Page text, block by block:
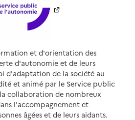
et d'orientation des
d'autonomie et de leurs
d'adaptation de la société au
et animé par le Service public
collaboration de nombreux
l'accompagnement et
âgées et de leurs aidants.